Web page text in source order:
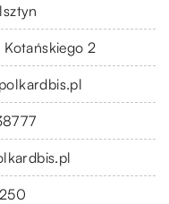
Kotańskiego 2